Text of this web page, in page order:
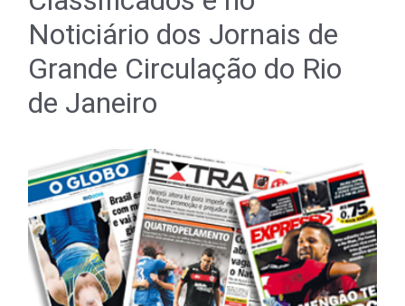
Noticiário dos Jornais de
Grande Circulação do Rio
de Janeiro